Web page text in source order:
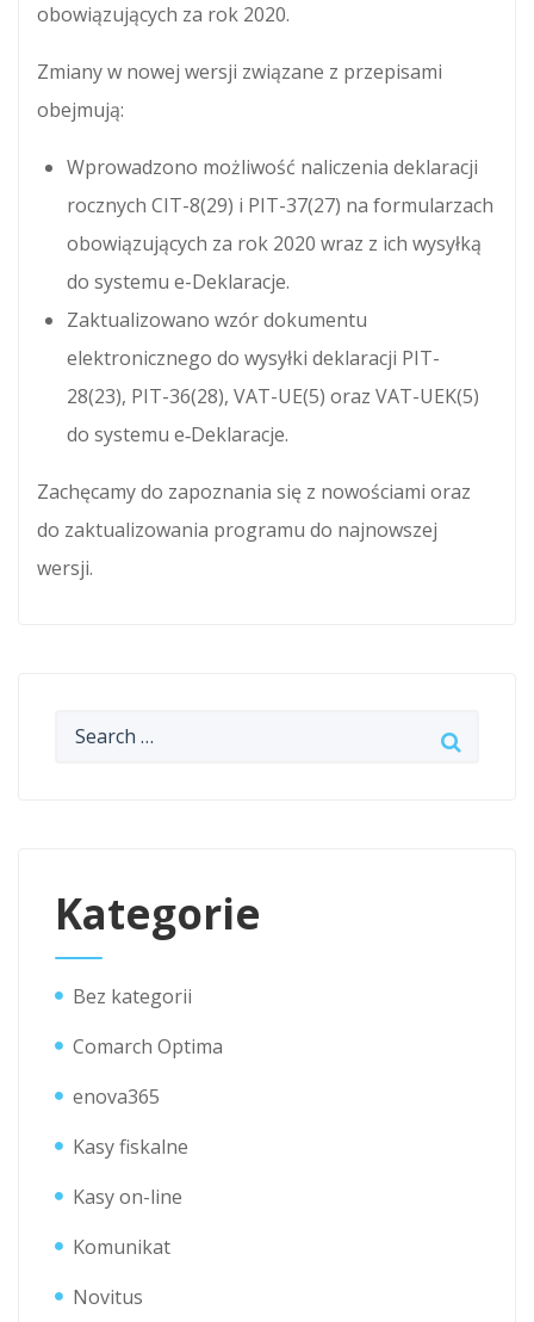
obowiązujących za rok 2020.
Zmiany w nowej wersji związane z przepisami
obejmują:
Wprowadzono możliwość naliczenia deklaracji
rocznych CIT-8(29) i PIT-37(27) na formularzach
obowiązujących za rok 2020 wraz z ich wysyłką
do systemu e-Deklaracje.
Zaktualizowano wzór dokumentu
elektronicznego do wysyłki deklaracji PIT-
28(23), PIT-36(28), VAT-UE(5) oraz VAT-UEK(5)
do systemu e‑Deklaracje.
Zachęcamy do zapoznania się z nowościami oraz
do zaktualizowania programu do najnowszej
wersji.
Kategorie
Bez kategorii
Comarch Optima
enova365
Kasy fiskalne
Kasy on-line
Komunikat
Novitus